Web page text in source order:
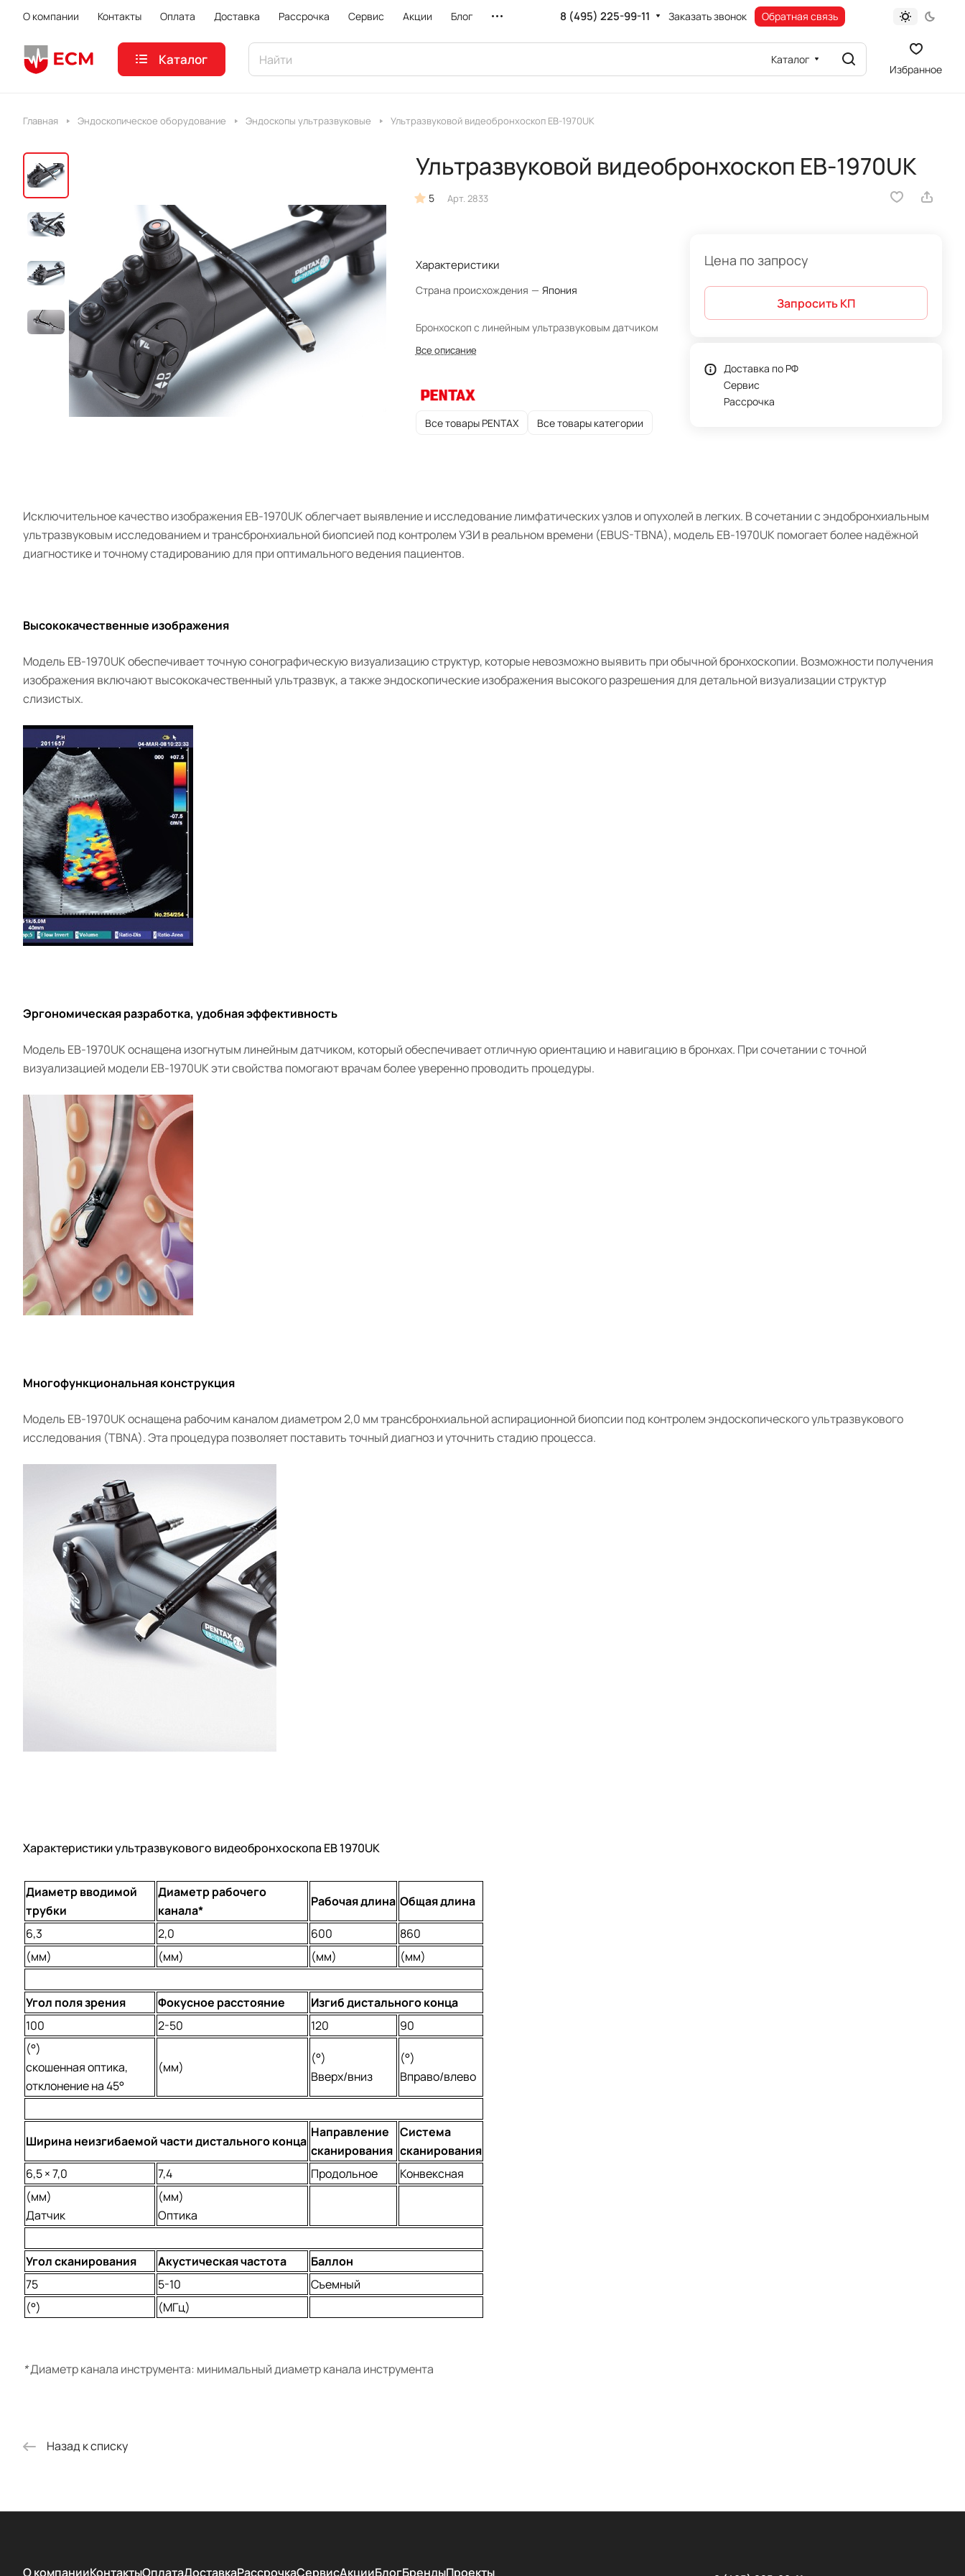
О компании Контакты Оплата Доставка Рассрочка Сервис Акции Блог 8 (495) 225-99-11 Заказать звонок Обратная связь
Каталог Каталог
Избранное
Главная Эндоскопическое оборудование Эндоскопы ультразвуковые Ультразвуковой видеобронхоскоп EB-1970UK
Ультразвуковой видеобронхоскоп EB-1970UK
5 Арт. 2833
Характеристики
Страна происхождения — Япония
Бронхоскоп с линейным ультразвуковым датчиком
Все описание
Все товары PENTAX Все товары категории
Цена по запросу
Запросить КП
Доставка по РФ
Сервис
Рассрочка
Исключительное качество изображения EB-1970UK облегчает выявление и исследование лимфатических узлов и опухолей в легких. В сочетании с эндобронхиальным
ультразвуковым исследованием и трансбронхиальной биопсией под контролем УЗИ в реальном времени (EBUS-TBNA), модель EB-1970UK помогает более надёжной
диагностике и точному стадированию для при оптимального ведения пациентов.
Высококачественные изображения
Модель EB-1970UK обеспечивает точную сонографическую визуализацию структур, которые невозможно выявить при обычной бронхоскопии. Возможности получения
изображения включают высококачественный ультразвук, а также эндоскопические изображения высокого разрешения для детальной визуализации структур
слизистых.
Эргономическая разработка, удобная эффективность
Модель EB-1970UK оснащена изогнутым линейным датчиком, который обеспечивает отличную ориентацию и навигацию в бронхах. При сочетании с точной
визуализацией модели EB-1970UK эти свойства помогают врачам более уверенно проводить процедуры.
Многофункциональная конструкция
Модель EB-1970UK оснащена рабочим каналом диаметром 2,0 мм трансбронхиальной аспирационной биопсии под контролем эндоскопического ультразвукового
исследования (TBNA). Эта процедура позволяет поставить точный диагноз и уточнить стадию процесса.
Характеристики ультразвукового видеобронхоскопа EB 1970UK
Диаметр вводимой
трубки
Диаметр рабочего
канала*
Рабочая длина Общая длина
6,3 2,0 600
860
(мм)
(мм) (мм) (мм)
Угол поля зрения Фокусное расстояние
Изгиб дистального конца
100
2-50 120
90
(°)
скошенная оптика,
отклонение на 45°
(мм)
(°)
Вверх/вниз
(°)
Вправо/влево
Ширина неизгибаемой части дистального конца
Направление
сканирования
Система
сканирования
6,5 × 7,0
7,4 Продольное
Конвексная
(мм)
Датчик
(мм)
Оптика
Угол сканирования Акустическая частота
Баллон
75
5-10
Съемный
(°)
(МГц)
*Диаметр канала инструмента: минимальный диаметр канала инструмента
Назад к списку
О компанииКонтактыОплатаДоставкаРассрочкаСервисАкцииБлогБрендыПроекты